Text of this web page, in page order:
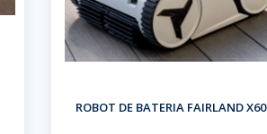
ROBOT DE BATERIA FAIRLAND X60